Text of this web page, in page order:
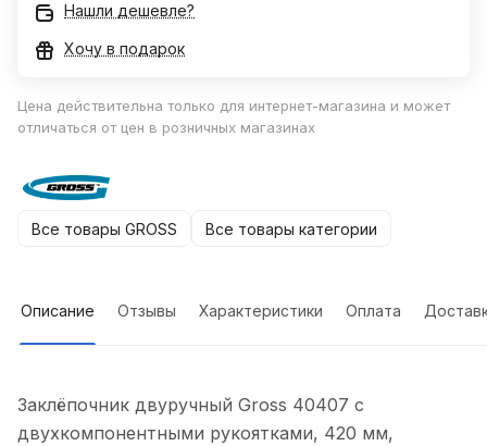
Нашли дешевле?
Хочу в подарок
Цена действительна только для интернет-магазина и может
отличаться от цен в розничных магазинах
Все товары GROSS Все товары категории
Описание Отзывы Характеристики Оплата
Заклёпочник двуручный Gross 40407 с
двухкомпонентными рукоятками, 420 мм,